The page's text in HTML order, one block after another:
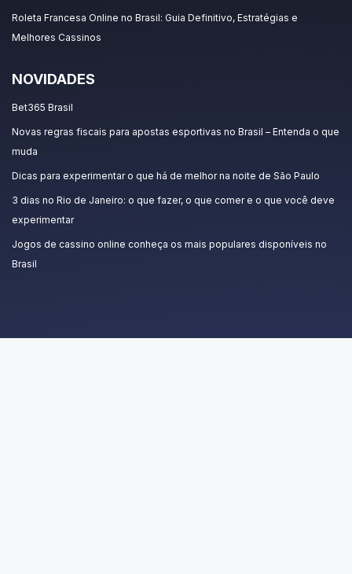
Roleta Francesa Online no Brasil: Guia Definitivo, Estratégias e
Melhores Cassinos
NOVIDADES
Bet365 Brasil
Novas regras fiscais para apostas esportivas no Brasil – Entenda o que
muda
Dicas para experimentar o que há de melhor na noite de São Paulo
3 dias no Rio de Janeiro: o que fazer, o que comer e o que você deve
experimentar
Jogos de cassino online conheça os mais populares disponíveis no
Brasil